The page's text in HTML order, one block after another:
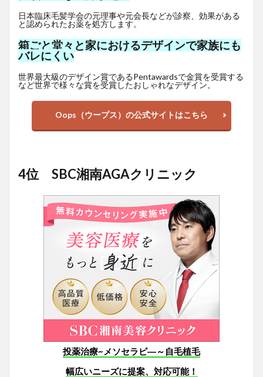
日本臨床毛髪学会の元理事や元会長などが診察、効果がある
と認められたお薬を処方します。
箱ごと堂々と家におけるデザインで家族にも
バレにくい
世界最大級のデザイン賞であるPentawardsで金賞を受賞する
など世界で様々な賞を受賞したおしゃれなデザイン。
Oops（ウープス）の公式サイトはこちら
4位 SBC湘南AGAクリニック
投薬治療~メソセラピ―～自毛植毛
幅広いニーズに提案、対応可能！